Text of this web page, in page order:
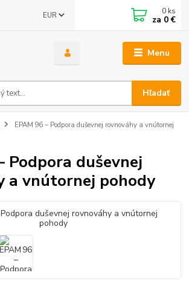
Menu
EUR
Hľadať
0 ks
za 0 €
EPAM 96 – Podpora duševnej rovnováhy a vnútornej
Podpora duševnej
a vnútornej pohody